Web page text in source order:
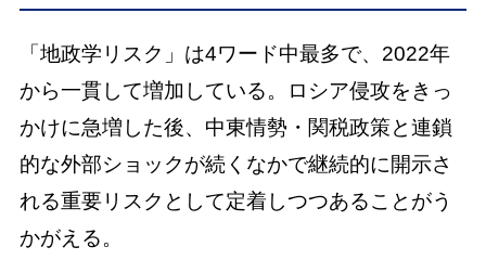
「地政学リスク」は4ワード中最多で、2022年
から一貫して増加している。ロシア侵攻をきっ
かけに急増した後、中東情勢・関税政策と連鎖
的な外部ショックが続くなかで継続的に開示さ
れる重要リスクとして定着しつつあることがう
かがえる。